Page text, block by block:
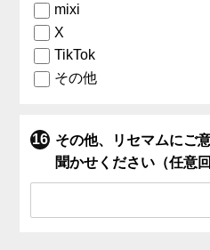
mixi
X
TikTok
その他
その他、リセマムにご
聞かせください（任意回